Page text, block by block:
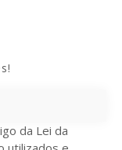
da Lei da